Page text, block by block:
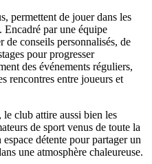
permettent de jouer dans les
Encadré par une équipe
de conseils personnalisés, de
pour progresser
des événements réguliers,
rencontres entre joueurs et
club attire aussi bien les
de sport venus de toute la
détente pour partager un
une atmosphère chaleureuse.